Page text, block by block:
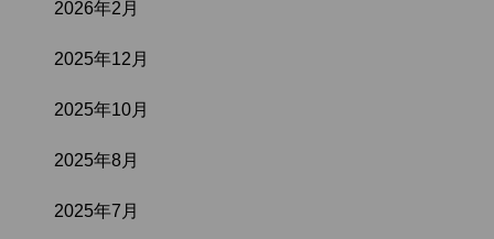
2026年2月
2025年12月
2025年10月
2025年8月
2025年7月